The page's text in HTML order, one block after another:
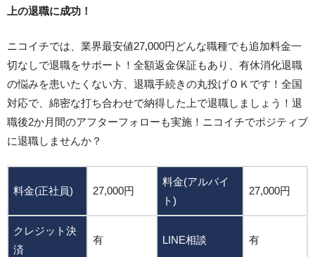
上の退職に成功！
ニコイチでは、業界最安値27,000円どんな職種でも追加料金一
切なしで退職をサポート！全額返金保証もあり、有休消化退職
の悩みを患いたくない方、退職手続きの丸投げＯＫです！全国
対応で、綿密な打ち合わせで納得した上で退職しましょう！退
職後2か月間のアフターフォローも実施！ニコイチでポジティブ
に退職しませんか？
料金(正社員) 27,000円
料金(アルバイ
ト)
27,000円
クレジット決
済
有 LINE相談 有